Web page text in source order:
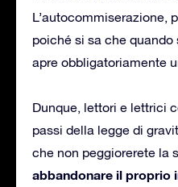
L’autocommiserazione,
poiché si sa che quando
apre obbligatoriamente
Dunque, lettori e lettrici
passi della legge di
che non peggiorerete la
abbandonare il proprio